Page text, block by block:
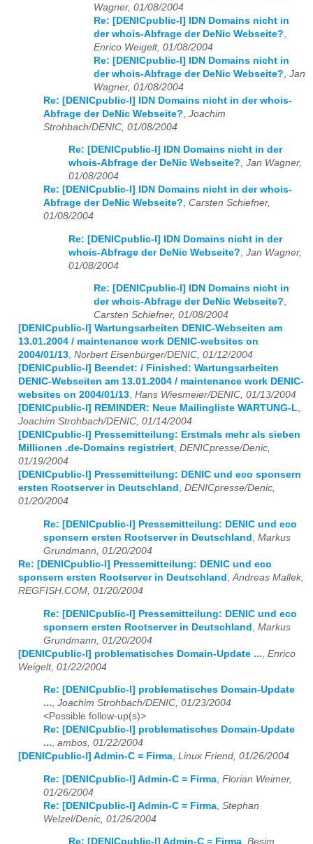
Wagner, 01/08/2004
Re: [DENICpublic-l] IDN Domains nicht in
der whois-Abfrage der DeNic Webseite?
Enrico Weigelt, 01/08/2004
Re: [DENICpublic-l] IDN Domains nicht in
der whois-Abfrage der DeNic Webseite? Jan
Wagner, 01/08/2004
Re: [DENICpublic-l] IDN Domains nicht in der whois-
Abfrage der DeNic Webseite? Joachim
Strohbach/DENIC, 01/08/2004
Re: [DENICpublic-l] IDN Domains nicht in der
whois-Abfrage der DeNic Webseite?, Jan Wagner,
01/08/2004
Re: [DENICpublic-l] IDN Domains nicht in der whois-
Abfrage der DeNic Webseite?, Carsten Schiefner,
01/08/2004
Re: [DENICpublic-l] IDN Domains nicht in der
whois-Abfrage der DeNic Webseite? Jan Wagner,
01/08/2004
Re: [DENICpublic-l] IDN Domains nicht in
der whois-Abfrage der DeNic Webseite?,
Carsten Schiefner, 01/08/2004
[DENICpublic-l] Wartungsarbeiten DENIC-Webseiten am
13.01.2004 / maintenance work DENIC-websites on
2004/01/13, Norbert Eisenbürger/DENIC, 01/12/2004
[DENICpublic-l] Beendet: / Finished: Wartungsarbeiten
DENIC-Webseiten am 13.01.2004 / maintenance work DENIC-
websites on 2004/01/13, Hans Wiesmeier/DENIC, 01/13/2004
[DENICpublic-l] REMINDER: Neue Mailingliste WARTUNG-L,
Joachim Strohbach/DENIC, 01/14/2004
[DENICpublic-l] Pressemitteilung: Erstmals mehr als sieben
Millionen .de-Domains registriert, DENICpresse/Denic,
01/19/2004
[DENICpublic-l] Pressemitteilung: DENIC und eco sponsern
ersten Rootserver in Deutschland , DENICpresse/Denic,
01/20/2004
Re: [DENICpublic-l] Pressemitteilung: DENIC und eco
sponsern ersten Rootserver in Deutschland , Markus
Grundmann, 01/20/2004
Re: [DENICpublic-l] Pressemitteilung: DENIC und eco
sponsern ersten Rootserver in Deutschland ,Andreas Mallek,
REGFISH.COM, 01/20/2004
Re: [DENICpublic-l] Pressemitteilung: DENIC und eco
sponsern ersten Rootserver in Deutschland Markus
Grundmann, 01/20/2004
[DENICpublic-l] problematisches Domain-Update ... Enrico
Weigelt, 01/22/2004
Re: [DENICpublic-l] problematisches Domain-Update
..., Joachim Strohbach/DENIC, 01/23/2004
<Possible follow-up(s)>
Re: [DENICpublic-l] problematisches Domain-Update
..., ambos, 01/22/2004
[DENICpublic-l] Admin-C = Firma, Linux Friend, 01/26/2004
Re: [DENICpublic-l] Admin-C = Firma Florian Weimer,
01/26/2004
Re: [DENICpublic-l] Admin-C = Firma Stephan
Welzel/Denic, 01/26/2004
Re: [DENICpublic-l] Admin-C = Firma Besim